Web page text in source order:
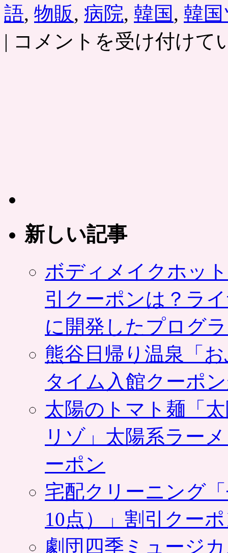
の
ク
に
語, 物販, 病院, 韓国, 韓
|
引
ポ
コメントを受け付けて
新しい記事
ボディメイクホッ
引クーポンは？ラ
に開発したプログ
熊谷日帰り温泉「
タイム入館クーポ
太陽のトマト麺「
リゾ」太陽系ラー
ーポン
宅配クリーニング
10点）」割引クー
劇団四季ミュージ